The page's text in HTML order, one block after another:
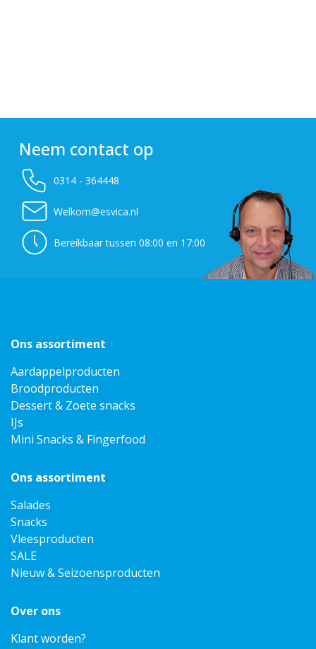
Neem contact op
0314 - 364448
Welkom@esvica.nl
Bereikbaar tussen 08:00 en 17:00
Ons assortiment
Aardappelproducten
Broodproducten
Dessert & Zoete snacks
IJs
Mini Snacks & Fingerfood
Ons assortiment
Salades
Snacks
Vleesproducten
SALE
Nieuw & Seizoensproducten
Over ons
Klant worden?